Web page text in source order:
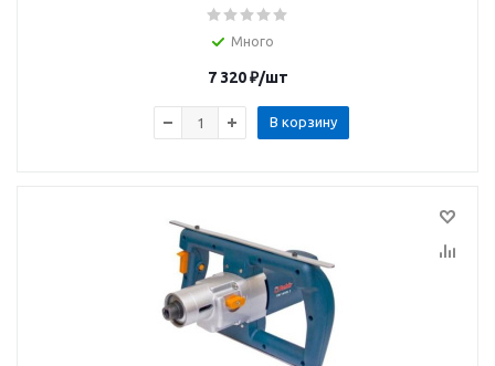
Много
7 320₽/шт
В корзину